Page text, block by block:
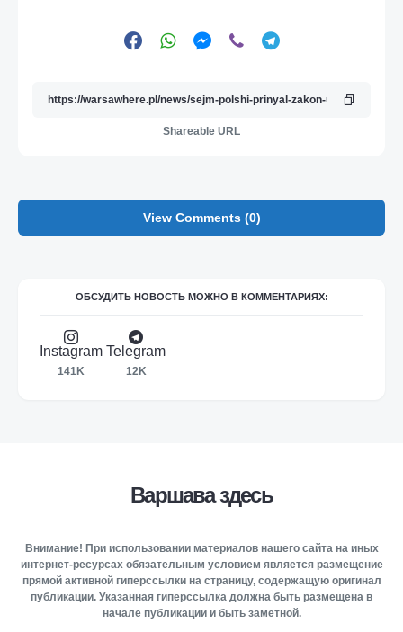
Shareable URL
View Comments (0)
ОБСУДИТЬ НОВОСТЬ МОЖНО В КОММЕНТАРИЯХ:
Instagram
141K
Telegram
12K
Варшава здесь
Внимание! При использовании материалов нашего сайта на иных
интернет-ресурсах обязательным условием является размещение
прямой активной гиперссылки на страницу, содержащую оригинал
публикации. Указанная гиперссылка должна быть размещена в
начале публикации и быть заметной.